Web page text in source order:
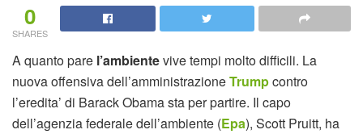
0
SHARES
A quanto pare l’ambientevive tempi molto difficili. La
nuova offensiva dell’amministrazioneTrumpcontro
l’eredita’ di Barack Obama sta per partire. Il capo
dell’agenzia federale dell’ambiente (Epa), Scott Pruitt, ha